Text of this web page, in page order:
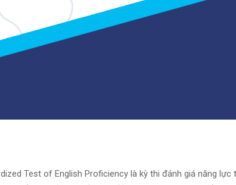
Test of English Proficiency là kỳ thi đánh giá năng lực